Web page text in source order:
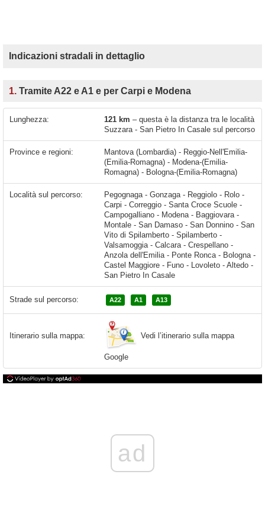
Indicazioni stradali in dettaglio
1. Tramite A22 e A1 e per Carpi e Modena
Lunghezza: 121 km – questa è la distanza tra le località
Suzzara - San Pietro In Casale sul percorso
Province e regioni:
Mantova (Lombardia) - Reggio-Nell'Emilia-
(Emilia-Romagna) - Modena-(Emilia-
Romagna) - Bologna-(Emilia-Romagna)
Località sul percorso:
Pegognaga - Gonzaga - Reggiolo - Rolo -
Carpi - Correggio - Santa Croce Scuole -
Campogalliano - Modena - Baggiovara -
Montale - San Damaso - San Donnino - San
Vito di Spilamberto - Spilamberto -
Valsamoggia - Calcara - Crespellano -
Anzola dell'Emilia - Ponte Ronca - Bologna -
Castel Maggiore - Funo - Lovoleto - Altedo -
San Pietro In Casale
Strade sul percorso: A22 A1 A13
Itinerario sulla mappa: Vedi l’itinerario sulla mappa
Google
ad